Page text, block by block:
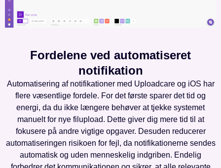
Fordelene ved automatiseret
notifikation
Automatisering af notifikationer med Uploadcare og iOS har
flere væsentlige fordele. For det første sparer det tid og
energi, da du ikke længere behøver at tjekke systemet
manuelt for nye filupload. Dette giver dig mere tid til at
fokusere på andre vigtige opgaver. Desuden reducerer
automatiseringen risikoen for fejl, da notifikationerne sendes
automatisk og uden menneskelig indgriben. Endelig